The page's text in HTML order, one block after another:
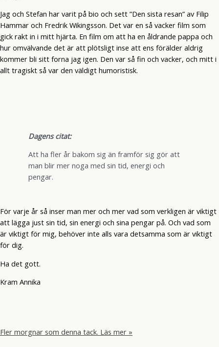
Jag och Stefan har varit på bio och sett ”Den sista resan” av Filip
Hammar och Fredrik Wikingsson. Det var en så vacker film som
gick rakt in i mitt hjärta. En film om att ha en åldrande pappa och
hur omvälvande det är att plötsligt inse att ens förälder aldrig
kommer bli sitt forna jag igen. Den var så fin och vacker, och mitt i
allt tragiskt så var den väldigt humoristisk.
Dagens citat:
Att ha fler år bakom sig än framför sig gör att
man blir mer noga med sin tid, energi och
pengar.
För varje år så inser man mer och mer vad som verkligen är viktigt
att lägga just sin tid, sin energi och sina pengar på. Och vad som
är viktigt för mig, behöver inte alls vara detsamma som är viktigt
för dig.
Ha det gott.
Kram Annika
Fler morgnar som denna tack. Läs mer »